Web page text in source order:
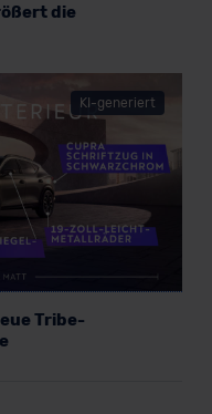
die
KI-generiert
Tribe-